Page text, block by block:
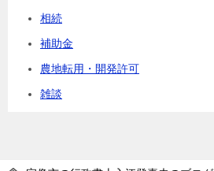
相続
補助金
農地転用・開発許可
雑談